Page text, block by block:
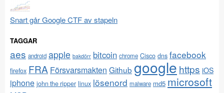
Snart går Google CTF av stapeln
TAGGAR
aes android apple bakdörr bitcoin chrome Cisco dns facebook
firefox FRA Försvarsmakten Github google https iOS
iphone john the ripper linux lösenord malware md5 microsoft